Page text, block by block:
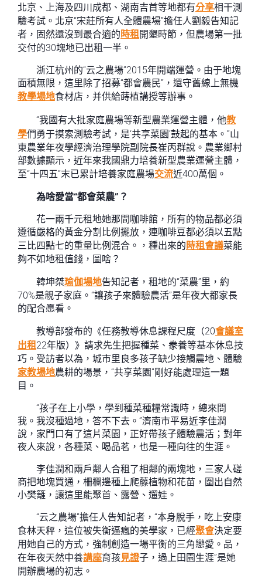
北京、上海及四川成都、湖南吉首等地都有分享相干測
驗考試。北京“宋莊所有人全體農場”擔任人劉毅告知記
者，固然還沒到最合適的時租開墾時節，但農場第一批
交付的30塊地已出租一半。
浙江杭州的“云之農場”2015年開端運營。由于地塊
面積無限，這里除了招募“都會農民”，還守舊線上無機
教學場地食材店，并供給蒔植講授等辦事。
“我國有大批家庭農場等新型農業運營主體，他教
學們勇于摸索測驗考試，是‘共享菜園’鼓起的基本。”山
東農業年夜學經濟治理學院副院長崔丙群說。農業鄉村
部數據顯示，近年來我國鼎力培養新型農業運營主體，
至“十四五”末已累計培養家庭農場交流近400萬個。
為啥愛當“都會菜農”？
花一兩千元租地她那間咖啡館，所有的物品都必須
遵循嚴格的黃金分割比例擺放，連咖啡豆都必須以五點
三比四點七的重量比例混合。，種出來的時租會議菜能
夠不如地租值錢，圖啥？
韓坤桀瑜伽場地告知記者，租地的“菜農”里，約
70%是親子家庭。“讓孩子來體驗農活”是年夜大都家長
的配合愿看。
教導部發布的《任務教導休息課程尺度（20會議室
出租22年版）》請求先生把握種菜、豢養等基本休息技
巧。受訪者以為，城市里良多孩子缺少接觸農地、體驗
家教場地農耕的場景，“共享菜園”剛好能處理這一題
目。
“孩子在上小學，學到種菜種糧常識時，總來問
我。我沒種過地，答不下去。”濟南市平易近李佳潤
說，家門口有了這片菜園，正好帶孩子體驗農活；對年
夜人來說，各種菜、喝品茗，也是一種向往的生涯。
李佳潤和兩戶鄰人合租了相鄰的兩塊地，三家人磋
商把地塊買通，柵欄邊種上爬藤植物和花苗，圍出自然
小樊籬，讓這里能聚首、露營、遛娃。
“云之農場”擔任人告知記者，“本身脫手，吃上安康
食林天秤，這位被失衡逼瘋的美學家，已經聚會決定要
用她自己的方式，強制創造一場平衡的三角戀愛。品，
在年夜天然中養講座育孩見證子，過上田園生涯”是她
開辦農場的初志。